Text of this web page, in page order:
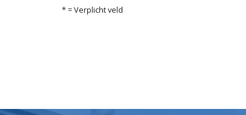
* = Verplicht veld